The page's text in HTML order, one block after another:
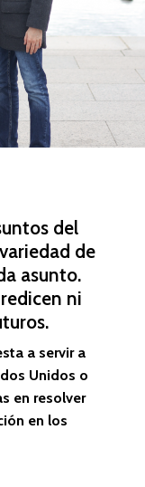
del
de
asunto.
ni
a servir a
Unidos o
en resolver
en los